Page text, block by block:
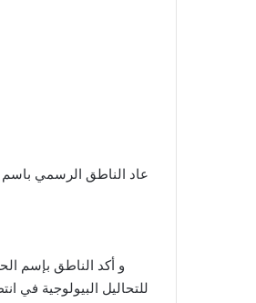
عاد الناطق الرسمي
للتحاليل البيولوجية في